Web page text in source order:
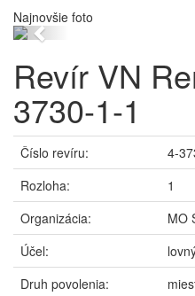
Najnovšie foto
Previous
Revír VN
3730-1-1
Číslo revíru:
4-
Rozloha:
1
Organizácia:
MO
Účel:
Druh povolenia: